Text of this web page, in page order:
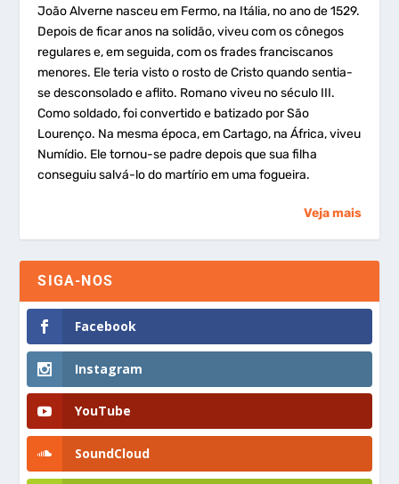
João Alverne nasceu em Fermo, na Itália, no ano de 1529.
Depois de ficar anos na solidão, viveu com os cônegos
regulares e, em seguida, com os frades franciscanos
menores. Ele teria visto o rosto de Cristo quando sentia-
se desconsolado e aflito. Romano viveu no século III.
Como soldado, foi convertido e batizado por São
Lourenço. Na mesma época, em Cartago, na África, viveu
Numídio. Ele tornou-se padre depois que sua filha
conseguiu salvá-lo do martírio em uma fogueira.
Veja mais
SIGA-NOS
Facebook
Instagram
YouTube
SoundCloud